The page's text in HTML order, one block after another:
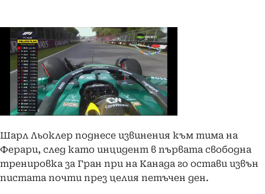
Шарл Льоклер поднесе извинения към тима на
Ферари, след като инцидент в първата свободна
тренировка за Гран при на Канада го остави извън
пистата почти през целия петъчен ден.